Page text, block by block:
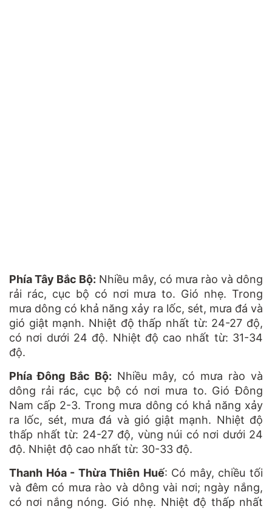
Phía Tây Bắc Bộ: Nhiều mây, có mưa rào và dông
rải rác, cục bộ có nơi mưa to. Gió nhẹ. Trong
mưa dông có khả năng xảy ra lốc, sét, mưa đá và
gió giật mạnh. Nhiệt độ thấp nhất từ: 24-27 độ,
có nơi dưới 24 độ. Nhiệt độ cao nhất từ: 31-34
độ.
Phía Đông Bắc Bộ: Nhiều mây, có mưa rào và
dông rải rác, cục bộ có nơi mưa to. Gió Đông
Nam cấp 2-3. Trong mưa dông có khả năng xảy
ra lốc, sét, mưa đá và gió giật mạnh. Nhiệt độ
thấp nhất từ: 24-27 độ, vùng núi có nơi dưới 24
độ. Nhiệt độ cao nhất từ: 30-33 độ.
Thanh Hóa - Thừa Thiên Huế: Có mây, chiều tối
và đêm có mưa rào và dông vài nơi; ngày nắng,
có nơi nắng nóng. Gió nhẹ. Nhiệt độ thấp nhất